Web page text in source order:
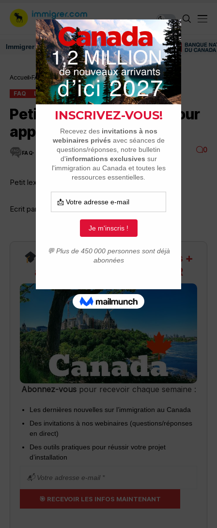
au Canada: ressources et conseils
Accueil FAQ Petit lexique canadien pour apprendre l’anglais
FAQ LANGUE, CULTURE, IDENTITÉ
Petit lexique canadien pour
apprendre l’anglais
FAQ 1 MINUTES DE LECTURE 3.3K VUES 0
Petit lexique canadien pour apprendre l’anglais
Ecrit par: kroston 23/03, 01:31
Recevez infos exclusives +
accès aux webinaires Q&R
Abonnez-vouspour recevoir chaque semaine :
Les dernières nouvelles sur l’immigration au Canada
Des invitations à nos webinaires (questions/réponses
en direct)
Des outils pratiques pour réussir votre projet
d’installation